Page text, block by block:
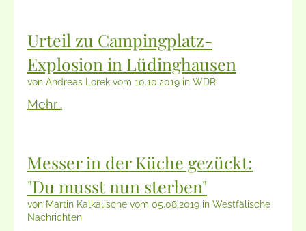
Urteil zu Campingplatz-
Explosion in Lüdinghausen
von Andreas Lorek vom 10.10.2019 in WDR
Mehr...
Messer in der Küche gezückt:
"Du musst nun sterben"
von Martin Kalkalische vom 05.08.2019 in Westfälische
Nachrichten